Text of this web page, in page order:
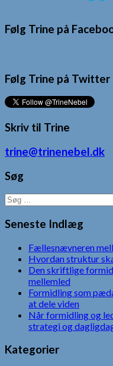
Følg Trine på
Følg Trine på Twitter
Skriv til Trine
trine@trinenebel.dk
Søg
Søg
efter:
Seneste Indlæg
Fællesnævneren
Hvordan struktur
Den skriftlige
mellemled
Formidling som
at dele viden
Når formidling og
strategi og
Kategorier